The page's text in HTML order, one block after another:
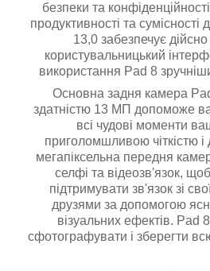
безпеки та
продуктивності та
13,0 забезпечує
користувальницький
використання Pad 8
Основна задня камера
здатністю 13 МП допоможе
всі чудові моменти
приголомшливою чіткістю і
мегапіксельна передня
селфі та відеозв'язок,
підтримувати зв'язок зі
друзями за допомогою
візуальних ефектів.
сфотографувати і зберегти